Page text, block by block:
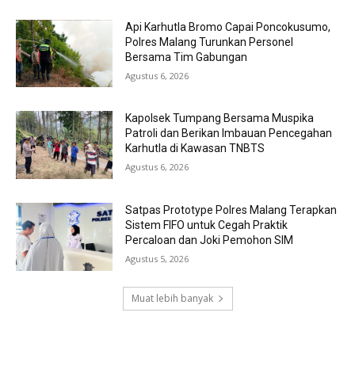
Api Karhutla Bromo Capai Poncokusumo,
Polres Malang Turunkan Personel
Bersama Tim Gabungan
Agustus 6, 2026
Kapolsek Tumpang Bersama Muspika
Patroli dan Berikan Imbauan Pencegahan
Karhutla di Kawasan TNBTS
Agustus 6, 2026
Satpas Prototype Polres Malang Terapkan
Sistem FIFO untuk Cegah Praktik
Percaloan dan Joki Pemohon SIM
Agustus 5, 2026
Muat lebih banyak